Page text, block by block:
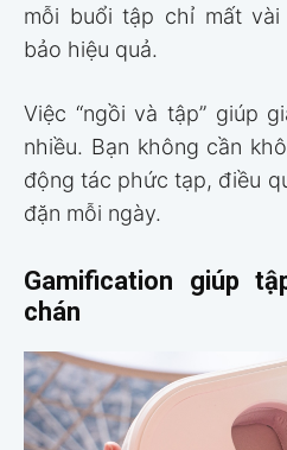
mỗi buổi tập chỉ mất
bảo hiệu quả.
Việc “ngồi và tập” giúp
nhiều. Bạn không cần
động tác phức tạp, điều
đặn mỗi ngày.
Gamification giúp
chán